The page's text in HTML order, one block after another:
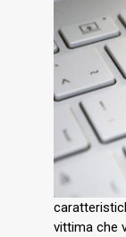
vittima che